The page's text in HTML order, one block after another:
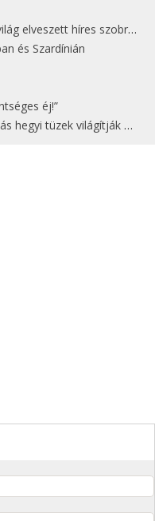
híres szobrának másolatát
és Szardínián
éj!”
világítják meg Zugspitzét